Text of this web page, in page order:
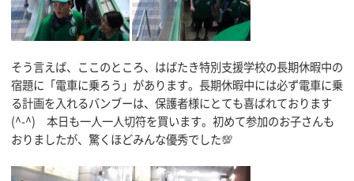
そう言えば、ここのところ、はばたき特別支援学校の長期休暇中の
宿題に「電車に乗ろう」があります。長期休暇中には必ず電車に乗
る計画を入れるバンブーは、保護者様にとても喜ばれております
(^-^) 本日も一人一人切符を買います。初めて参加のお子さんも
おりましたが、驚くほどみんな優秀でした💯